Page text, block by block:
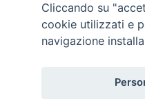
2019 - Tutti i diritti
Cliccando su
cookie utilizzati e
navigazione